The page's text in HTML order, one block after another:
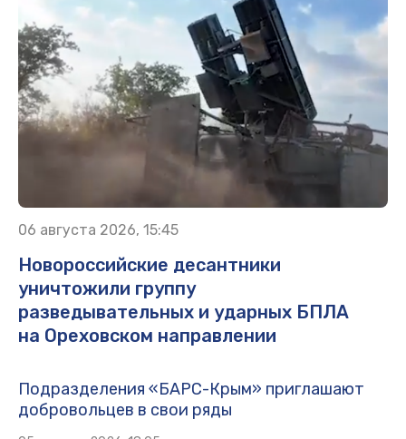
06 августа 2026, 15:45
Новороссийские десантники
уничтожили группу
разведывательных и ударных БПЛА
на Ореховском направлении
Подразделения «БАРС-Крым» приглашают
добровольцев в свои ряды